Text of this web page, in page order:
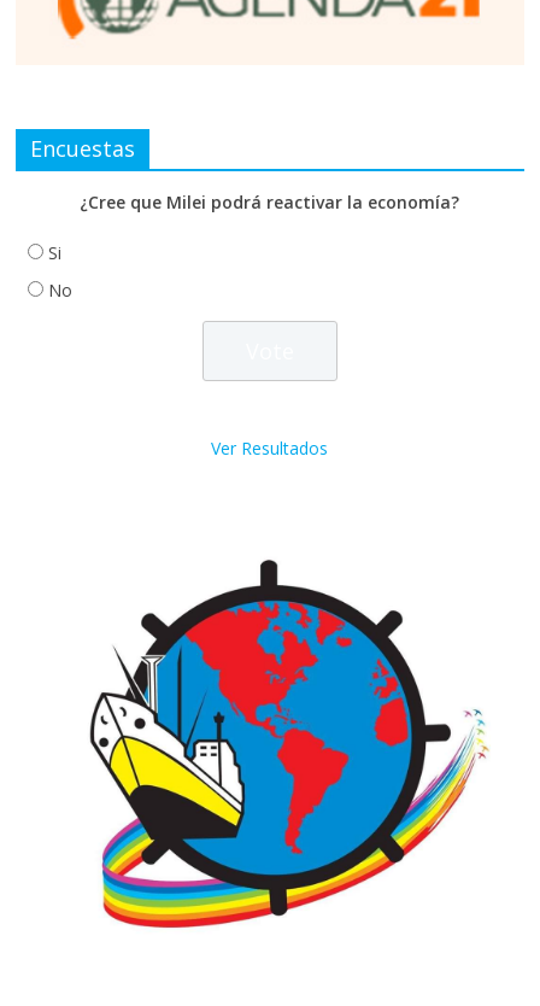
Encuestas
¿Cree que Milei podrá reactivar la economía?
Si
No
Ver Resultados